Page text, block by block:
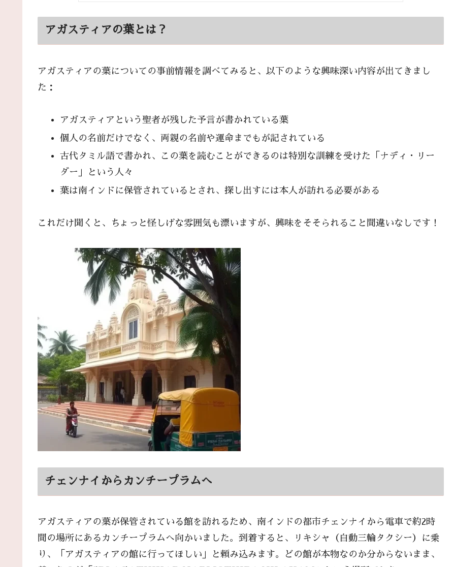
アガスティアの葉とは？
アガスティアの葉についての事前情報を調べてみると、以下のような興味深い内容が出てきまし
た：
アガスティアという聖者が残した予言が書かれている葉
個人の名前だけでなく、両親の名前や運命までもが記されている
古代タミル語で書かれ、この葉を読むことができるのは特別な訓練を受けた「ナディ・リー
ダー」という人々
葉は南インドに保管されているとされ、探し出すには本人が訪れる必要がある
これだけ聞くと、ちょっと怪しげな雰囲気も漂いますが、興味をそそられること間違いなしです！
チェンナイからカンチープラムへ
アガスティアの葉が保管されている館を訪れるため、南インドの都市チェンナイから電車で約2時
間の場所にあるカンチープラムへ向かいました。到着すると、リキシャ（自動三輪タクシー）に乗
り、「アガスティアの館に行ってほしい」と頼み込みます。どの館が本物なのか分からないまま、